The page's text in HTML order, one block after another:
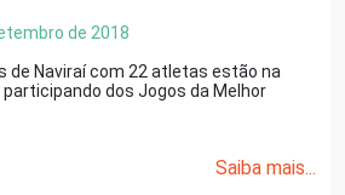
de 2018
de Naviraí com 22 atletas estão na
dos Jogos da Melhor
Saiba mais...